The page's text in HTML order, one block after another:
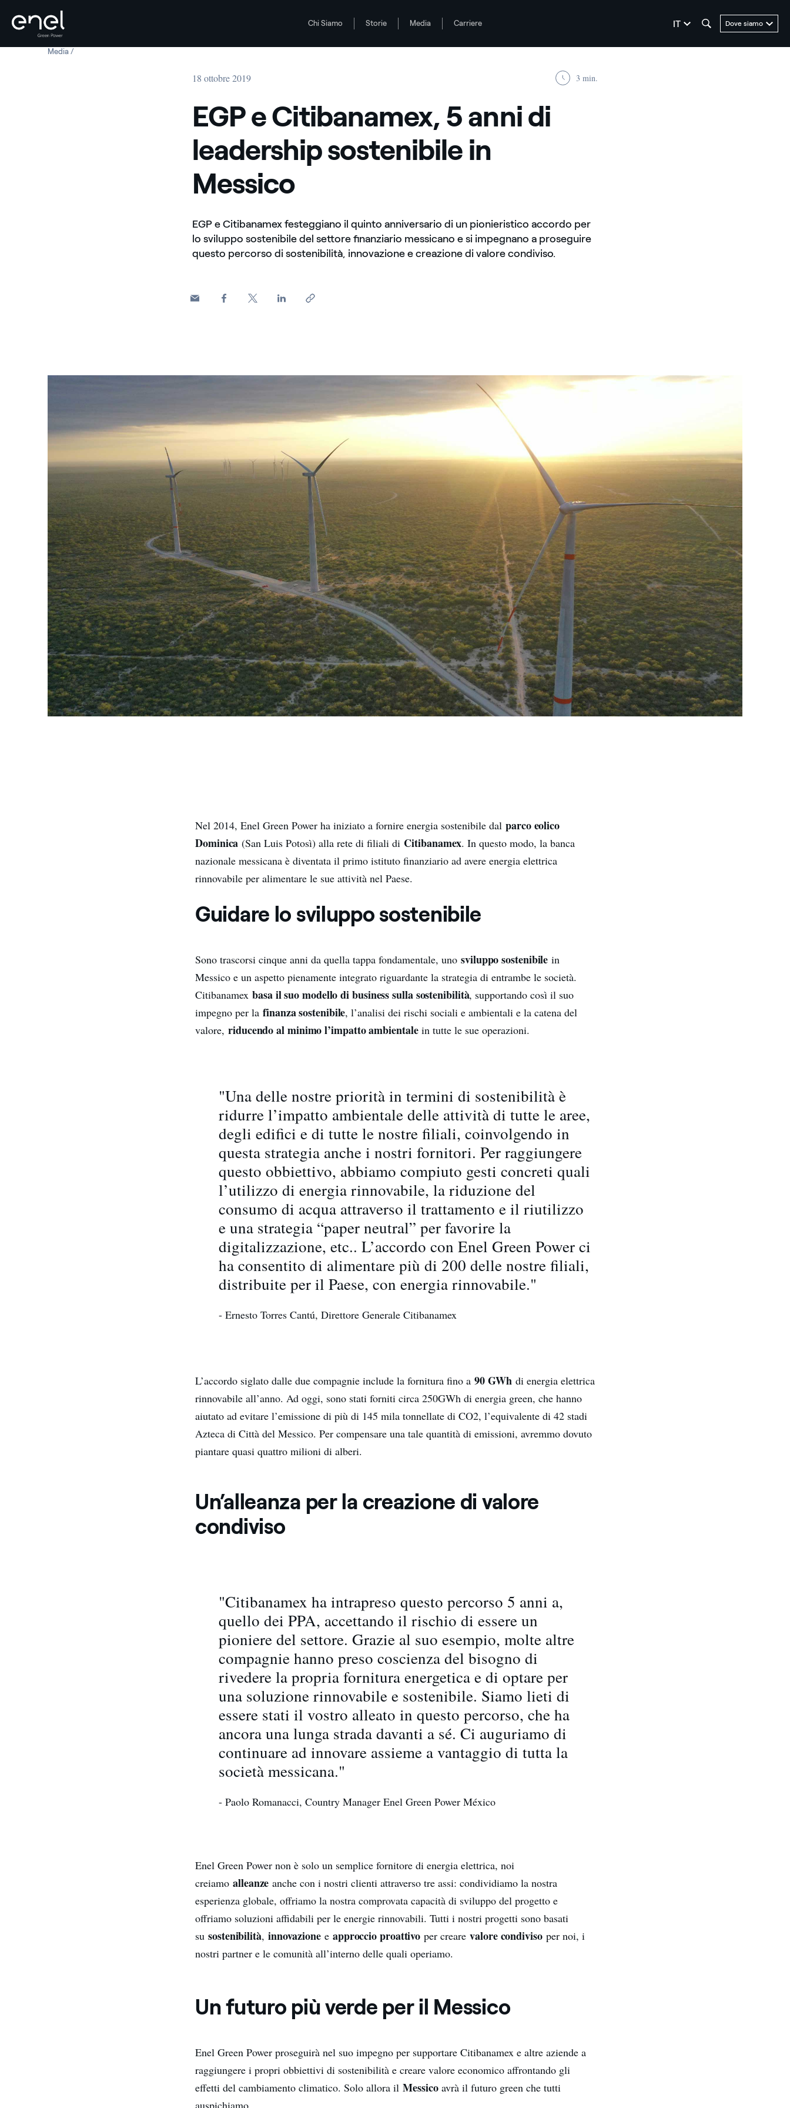
Salta al contenuto
Chi Siamo Storie Media Carriere seleziona la lingua
IT Dove siamo
MediaEGP e Citibanamex, 5 anni di leadership sostenibile in Messico
18 ottobre 2019 3 min.
EGP e Citibanamex, 5 anni di
leadership sostenibile in
Messico
EGP e Citibanamex festeggiano il quinto anniversario di un pionieristico accordo per
lo sviluppo sostenibile del settore finanziario messicano e si impegnano a proseguire
questo percorso di sostenibilità, innovazione e creazione di valore condiviso.
Nel 2014, Enel Green Power ha iniziato a fornire energia sostenibile dalparco eolico
Dominica (San Luis Potosì) alla rete di filiali di Citibanamex. In questo modo, la banca
nazionale messicana è diventata il primo istituto finanziario ad avere energia elettrica
rinnovabile per alimentare le sue attività nel Paese.
Guidare lo sviluppo sostenibile
Sono trascorsi cinque anni da quella tappa fondamentale, unosviluppo sostenibile in
Messico e un aspetto pienamente integrato riguardante la strategia di entrambe le società.
Citibanamexbasa il suo modello di business sulla sostenibilità, supportando così il suo
impegno per lafinanza sostenibile, l’analisi dei rischi sociali e ambientali e la catena del
valore,riducendo al minimo l’impatto ambientalein tutte le sue operazioni.
"Una delle nostre priorità in termini di sostenibilità è
ridurre l’impatto ambientale delle attività di tutte le aree,
degli edifici e di tutte le nostre filiali, coinvolgendo in
questa strategia anche i nostri fornitori. Per raggiungere
questo obbiettivo, abbiamo compiuto gesti concreti quali
l’utilizzo di energia rinnovabile, la riduzione del
consumo di acqua attraverso il trattamento e il riutilizzo
e una strategia “paper neutral” per favorire la
digitalizzazione, etc.. L’accordo con Enel Green Power ci
ha consentito di alimentare più di 200 delle nostre filiali,
distribuite per il Paese, con energia rinnovabile."
- Ernesto Torres Cantú, Direttore Generale Citibanamex
L’accordo siglato dalle due compagnie include la fornitura fino a90 GWhdi energia elettrica
rinnovabile all’anno. Ad oggi, sono stati forniti circa 250GWh di energia green, che hanno
aiutato ad evitare l’emissione di più di 145 mila tonnellate di CO2, l’equivalente di 42 stadi
Azteca di Città del Messico. Per compensare una tale quantità di emissioni, avremmo dovuto
piantare quasi quattro milioni di alberi.
Un’alleanza per la creazione di valore
condiviso
"Citibanamex ha intrapreso questo percorso 5 anni a,
quello dei PPA, accettando il rischio di essere un
pioniere del settore. Grazie al suo esempio, molte altre
compagnie hanno preso coscienza del bisogno di
rivedere la propria fornitura energetica e di optare per
una soluzione rinnovabile e sostenibile. Siamo lieti di
essere stati il vostro alleato in questo percorso, che ha
ancora una lunga strada davanti a sé. Ci auguriamo di
continuare ad innovare assieme a vantaggio di tutta la
società messicana."
- Paolo Romanacci, Country Manager Enel Green Power México
Enel Green Power non è solo un semplice fornitore di energia elettrica, noi
creiamoalleanze anche con i nostri clienti attraverso tre assi: condividiamo la nostra
esperienza globale, offriamo la nostra comprovata capacità di sviluppo del progetto e
offriamo soluzioni affidabili per le energie rinnovabili. Tutti i nostri progetti sono basati
susostenibilità, innovazionee approccio proattivo per crearevalore condivisoper noi, i
nostri partner e le comunità all’interno delle quali operiamo.
Un futuro più verde per il Messico
Enel Green Power proseguirà nel suo impegno per supportare Citibanamex e altre aziende a
raggiungere i propri obbiettivi di sostenibilità e creare valore economico affrontando gli
effetti del cambiamento climatico. Solo allora ilMessicoavrà il futuro green che tutti
auspichiamo.